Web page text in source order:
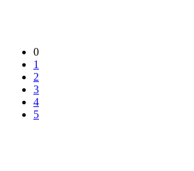
0
1
2
3
4
5